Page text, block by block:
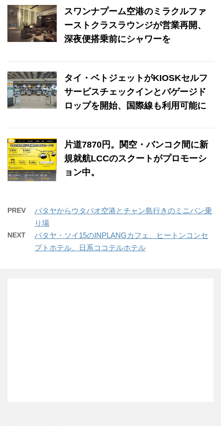
スワンナプーム空港のミラクルファ
ーストクラスラウンジが営業再開、
深夜便搭乗前にシャワーを
タイ・ベトジェットがKIOSKセルフ
サービスチェックインとバゲージド
ロップを開始、国際線も利用可能に
片道7870円。関空・バンコク間に新
規就航LCCのスクートがプロモーシ
ョン中。
PREV
パタヤからウタパオ空港とチャン島行きのミニバン乗
り場
NEXT
パタヤ・ソイ15のINPLANGカフェ、ヒートンコンセ
プトホテル、日系ココテルホテル